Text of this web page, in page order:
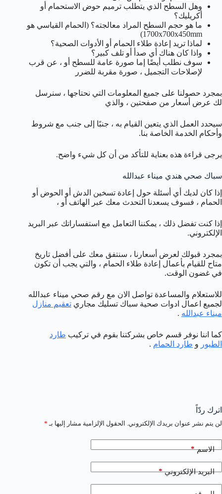
وهل السطح الذي يتطلب ترميم حوض الاستحمام أو
أكريليك؟
ما هو حجم السطح المراد معالجته؟ (الحمام القياسي هو
1700x700x450mm)
لماذا تريد إعادة طلاء الحمام أو الأدوات الصحية؟
واذا كان هناك أي صدأ أو تلف كبير؟
سوف نطلب أيضًا إما صورة عامة للسطح أو ، عن قرب
لإصلاحات التجميل ، صورة مقربة للضرر
بمجرد حصولنا على جميع المعلومات التي نحتاجها ، سنرسل
لك عرض أسعار من صفحتين ، والذي
سيحدد العمل الذي يتعين القيام به ، جنبًا إلى جنب مع شروط
وأحكام الخدمة الخاصة بنا.
يرجى قراءة هذه بعناية للتأكد من أن كل شيء واضح.
سباك صحي هندي ميناء عبدالله
إذا كان لديك أي أسئلة حول إعادة تسخين الدش أو الحوض أو
الحمام ، فسوف يسعدنا التحدث معك عبر الهاتف أو ،
إذا كنت تفضل ذلك ، يمكننا التعامل مع استفساراتك عبر البريد
الإلكتروني.
بمجرد قبولك لعرض أسعارنا ، سنتفق معك على أفضل تاريخ
متاح للقيام بأعمال إعادة طلاء الحمام ، والتي يجب أن تكون
في غضون الوقت.
للاستعلام والمساعدة تواصل الان مع رقم صحي ميناء عبدالله
لجميع اعمال ادوات صحية سباك تسليك مجاري تعقيم منازل
ميناء عبدالله .
كما اننا نوفر قسم خاص بشركتنا بقوم في تركيب طارد
الطيور و طارد الحمام .
اترك ردّاً
لن يتم نشر عنوان بريدك الإلكتروني. الحقول الإلزامية مشار إليها بـ *
الاسم*
البريد الإلكتروني*